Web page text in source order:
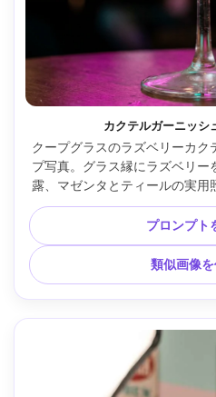
カクテルガーニッシ
クープグラスのラズベリーカク
プ写真。グラス縁にラズベリ
露、マゼンタとティールの実用
の雰囲気。Sony A7S IIIで撮影
ティックボケ、高精細、ナイト
ル --ar
プロンプト
類似画像